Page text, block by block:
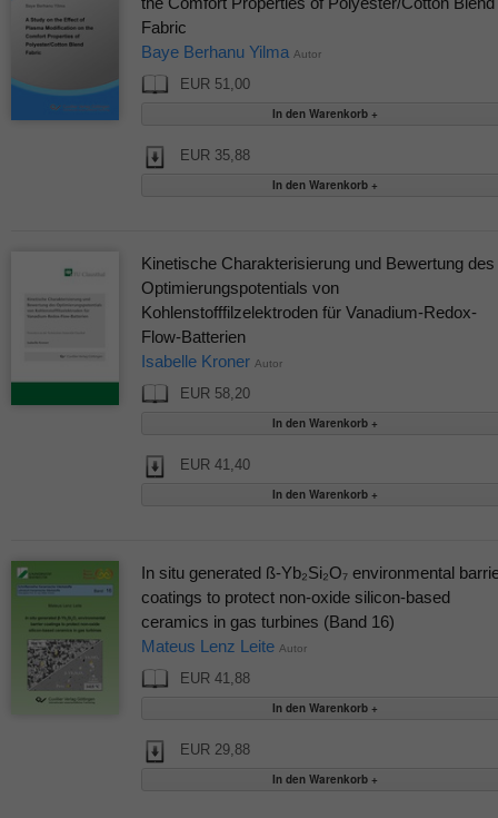
Fabric
Baye Berhanu Yilma Autor
EUR 51,00
EUR 35,88
Kinetische Charakterisierung und Bewertung des
Optimierungspotentials von
Kohlenstofffilzelektroden für Vanadium-Redox-
Flow-Batterien
Isabelle Kroner Autor
EUR 58,20
EUR 41,40
In situ generated ß-Yb₂Si₂O₇ environmental
coatings to protect non-oxide silicon-based
ceramics in gas turbines (Band 16)
Mateus Lenz Leite Autor
EUR 41,88
EUR 29,88